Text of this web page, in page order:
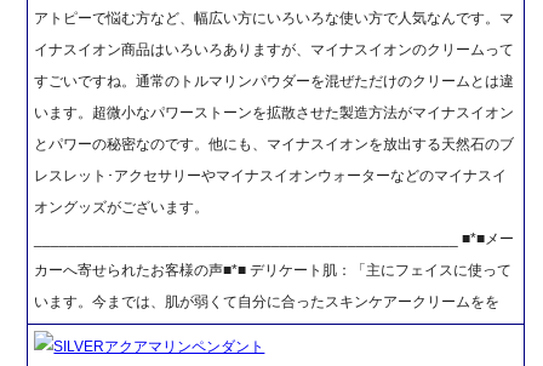
アトピーで悩む方など、幅広い方にいろいろな使い方で人気なんです。マ
イナスイオン商品はいろいろありますが、マイナスイオンのクリームって
すごいですね。通常のトルマリンパウダーを混ぜただけのクリームとは違
います。超微小なパワーストーンを拡散させた製造方法がマイナスイオン
とパワーの秘密なのです。他にも、マイナスイオンを放出する天然石のブ
レスレット･アクセサリーやマイナスイオンウォーターなどのマイナスイ
オングッズがございます。
__________________________________________________ ■*■メー
カーへ寄せられたお客様の声■*■ デリケート肌：「主にフェイスに使って
います。今までは、肌が弱くて自分に合ったスキンケアークリームをを
SILVERアクアマリンペンダント